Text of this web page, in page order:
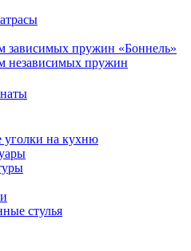
зависимых пружин «Боннель»
независимых пружин
на кухню
стулья